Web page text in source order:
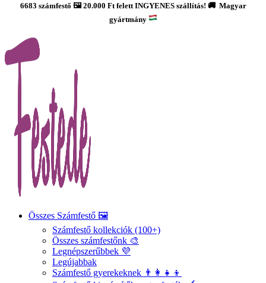
6683 számfestő 🖼️ 20.000 Ft felett INGYENES szállítás! 🚚 Magyar
gyártmány
Összes Számfestő 🖼️
Számfestő kollekciók (100+)
Összes számfestőnk 🎨
Legnépszerűbbek 💜
Legújabbak
Számfestő gyerekeknek 👨‍👩‍👧‍👦